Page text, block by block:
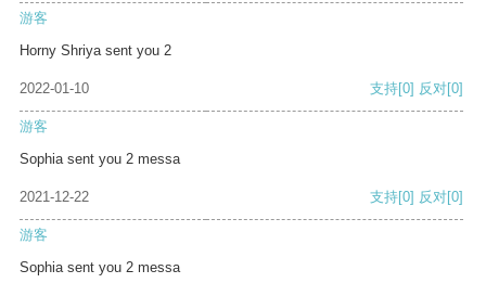
游客
Horny Shriya sent you 2
2022-01-10 支持[0] 反对[0]
游客
Sophia sent you 2 messa
2021-12-22 支持[0] 反对[0]
游客
Sophia sent you 2 messa